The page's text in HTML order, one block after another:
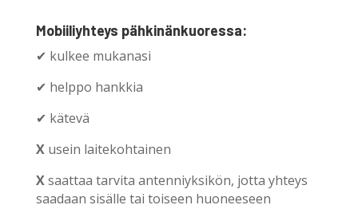
Mobiiliyhteys pähkinänkuoressa:
✔ kulkee mukanasi
✔ helppo hankkia
✔ kätevä
Xusein laitekohtainen
Xsaattaa tarvita antenniyksikön, jotta yhteys
saadaan sisälle tai toiseen huoneeseen